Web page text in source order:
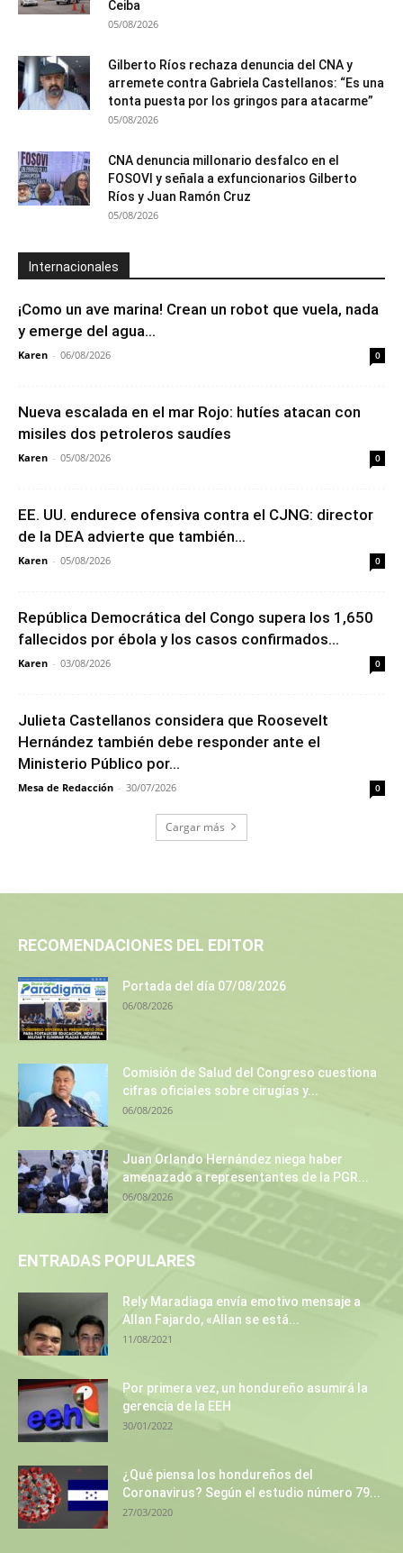
Ceiba
05/08/2026
Gilberto Ríos rechaza denuncia del CNA y
arremete contra Gabriela Castellanos: “Es una
tonta puesta por los gringos para atacarme”
05/08/2026
CNA denuncia millonario desfalco en el
FOSOVI y señala a exfuncionarios Gilberto
Ríos y Juan Ramón Cruz
05/08/2026
Internacionales
¡Como un ave marina! Crean un robot que vuela, nada
y emerge del agua...
Karen - 06/08/2026 0
Nueva escalada en el mar Rojo: hutíes atacan con
misiles dos petroleros saudíes
Karen - 05/08/2026 0
EE. UU. endurece ofensiva contra el CJNG: director
de la DEA advierte que también...
Karen - 05/08/2026 0
República Democrática del Congo supera los 1,650
fallecidos por ébola y los casos confirmados...
Karen - 03/08/2026 0
Julieta Castellanos considera que Roosevelt
Hernández también debe responder ante el
Ministerio Público por...
Mesa de Redacción - 30/07/2026 0
Cargar más
RECOMENDACIONES DEL EDITOR
Portada del día 07/08/2026
06/08/2026
Comisión de Salud del Congreso cuestiona
cifras oficiales sobre cirugías y...
06/08/2026
Juan Orlando Hernández niega haber
amenazado a representantes de la PGR...
06/08/2026
ENTRADAS POPULARES
Rely Maradiaga envía emotivo mensaje a
Allan Fajardo, «Allan se está...
11/08/2021
Por primera vez, un hondureño asumirá la
gerencia de la EEH
30/01/2022
¿Qué piensa los hondureños del
Coronavirus? Según el estudio número 79...
27/03/2020